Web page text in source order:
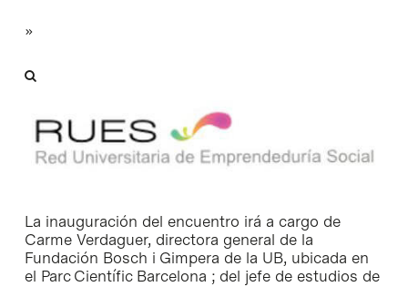
»
La inauguración del encuentro irá a cargo de
Carme Verdaguer, directora general de la
Fundación Bosch i Gimpera de la UB, ubicada en
el Parc Científic Barcelona ; del jefe de estudios de